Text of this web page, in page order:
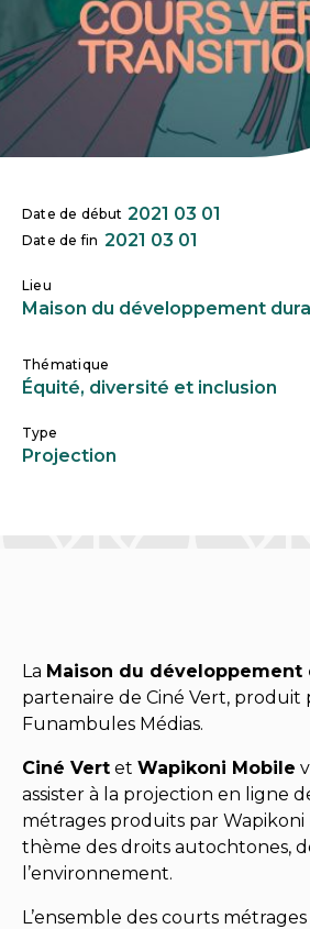
Date de début 2021 03 01
Date de fin 2021 03 01
Lieu
Maison du développement
Thématique
Équité, diversité et inclusion
Type
Projection
La Maison du développement
partenaire de Ciné Vert, produit
Funambules Médias.
Ciné Vert et Wapikoni Mobile
assister à la projection en ligne
métrages produits par Wapikoni
thème des droits autochtones,
l’environnement.
L’ensemble des courts